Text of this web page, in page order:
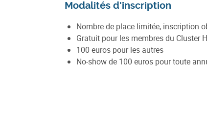
Modalités d'inscription
Nombre de place limitée, inscription
Gratuit pour les membres du Cluster
100 euros pour les autres
No-show de 100 euros pour toute